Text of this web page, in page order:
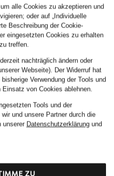
Poloshirt
€
46,74 €
85 €
+Aktionsrabatt
HUGO
PETER
79,99 €
Bestpreis:67,99 €
Ursprünglich:
alle Cookies zu akzeptieren und
oder auf „Individuelle
Beschreibung der Cookie-
eingesetzten Cookies zu erhalten
treffen.
nachträglich ändern oder
Webseite). Der Widerruf hat
Verwendung der Tools und
von Cookies ablehnen.
Tools und der
und unsere Partner durch die
unserer Datenschutzerklärungund
ZU